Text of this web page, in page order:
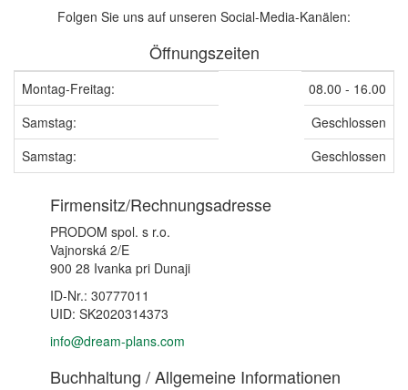
Folgen Sie uns auf unseren Social-Media-Kanälen:
Öffnungszeiten
Montag-Freitag:
08.00 - 16.00
Samstag:
Geschlossen
Samstag:
Geschlossen
Firmensitz/Rechnungsadresse
PRODOM spol. s r.o.
Vajnorská 2/E
900 28 Ivanka pri Dunaji
ID-Nr.: 30777011
UID: SK2020314373
info@dream-plans.com
Buchhaltung / Allgemeine Informationen